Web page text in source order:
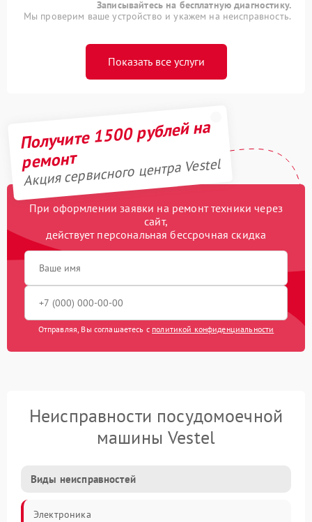
Записывайтесь на бесплатную диагностику.
Мы проверим ваше устройство и укажем на неисправность.
Показать все услуги
Получите 1500 рублей на
ремонт
Акция сервисного центра Vestel
При оформлении заявки на ремонт техники через
сайт,
действует персональная бессрочная скидка
Отправляя, Вы соглашаетесь с политикой конфиденциальности
Неисправности посудомоечной
машины Vestel
Виды неисправностей
Электроника